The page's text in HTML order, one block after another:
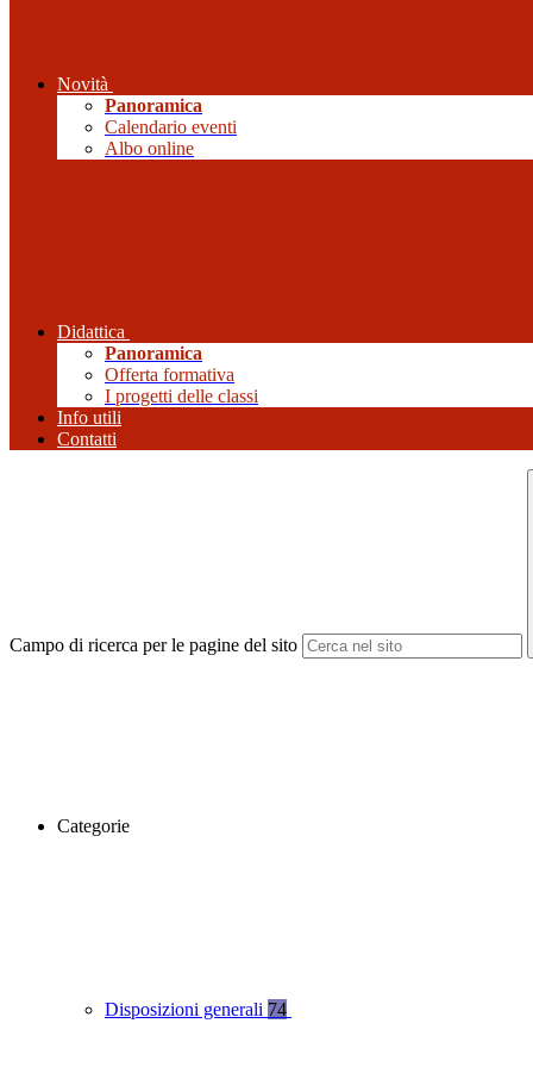
Novità
Panoramica
Calendario eventi
Albo online
Didattica
Panoramica
Offerta formativa
I progetti delle classi
Info utili
Contatti
Campo di ricerca per le pagine del sito
Categorie
Disposizioni generali 74